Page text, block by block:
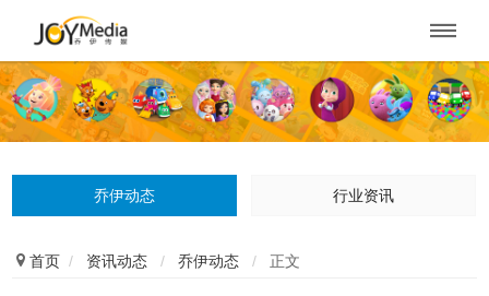

乔伊动态 行业资讯
首页 / 资讯动态 / 乔伊动态 / 正文